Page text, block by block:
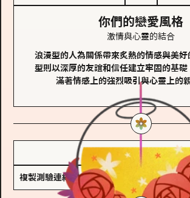
你們的戀愛風格
激情與心靈的結合
浪漫型的人為關係帶來炙熱的情感與美好
型則以深厚的友誼和信任建立牢固的基
滿著情感上的強烈吸引與心靈上的
儲存我的結果圖
複製測驗連結 查看香氛類型全